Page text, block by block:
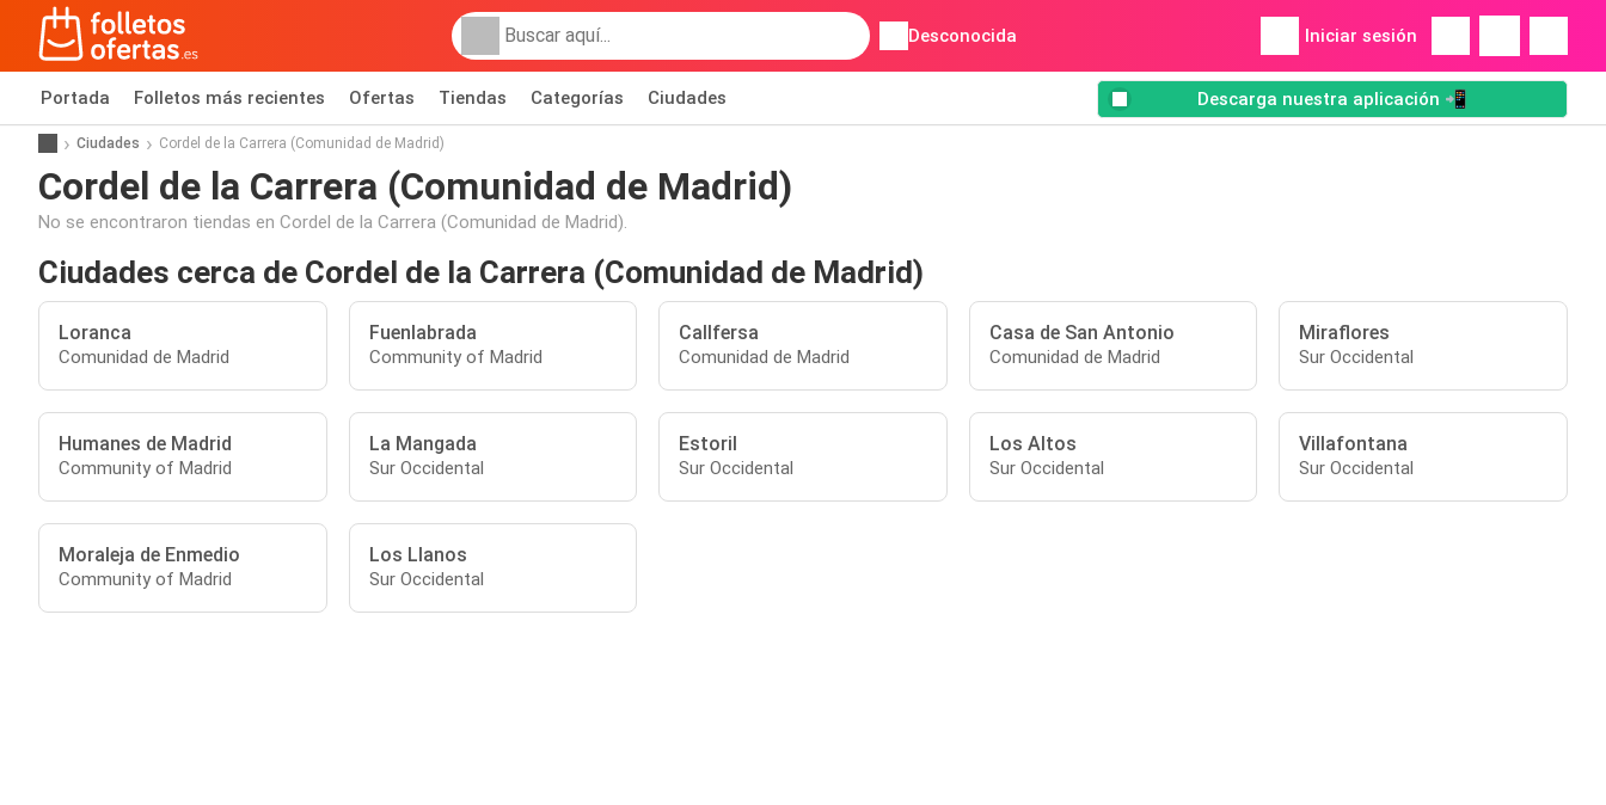
Desconocida Iniciar sesión
Portada Folletos más recientes Ofertas Tiendas Categorías Ciudades Descarga nuestra aplicación 📲
Ciudades Cordel de la Carrera (Comunidad de Madrid)
Cordel de la Carrera (Comunidad de Madrid)
No se encontraron tiendas en Cordel de la Carrera (Comunidad de Madrid).
Ciudades cerca de Cordel de la Carrera (Comunidad de Madrid)
Loranca
Comunidad de Madrid
Fuenlabrada
Community of Madrid
Callfersa
Comunidad de Madrid
Casa de San Antonio
Comunidad de Madrid
Miraflores
Sur Occidental
Humanes de Madrid
Community of Madrid
La Mangada
Sur Occidental
Estoril
Sur Occidental
Los Altos
Sur Occidental
Villafontana
Sur Occidental
Moraleja de Enmedio
Community of Madrid
Los Llanos
Sur Occidental